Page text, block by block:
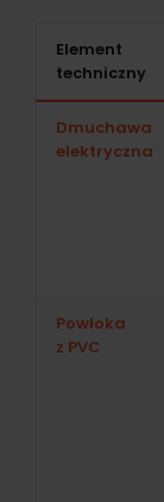
Element
techniczny
Dmuchawa
elektryczna
Powłoka
z PVC